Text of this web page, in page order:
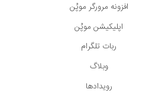
افزونه مرورگر موپُن
اپلیکیشن موپُن
ربات تلگرام
وبلاگ
رویدادها